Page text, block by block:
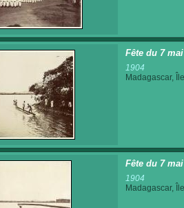
Fête du 7
1904
Madagascar,
Fête du 7
1904
Madagascar,